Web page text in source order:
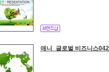
애니_글로벌 비즈니스